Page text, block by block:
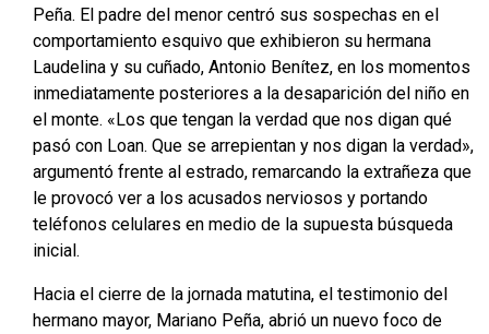
Peña. El padre del menor centró sus sospechas en el
comportamiento esquivo que exhibieron su hermana
Laudelina y su cuñado, Antonio Benítez, en los momentos
inmediatamente posteriores a la desaparición del niño en
el monte. «Los que tengan la verdad que nos digan qué
pasó con Loan. Que se arrepientan y nos digan la verdad»,
argumentó frente al estrado, remarcando la extrañeza que
le provocó ver a los acusados nerviosos y portando
teléfonos celulares en medio de la supuesta búsqueda
inicial.
Hacia el cierre de la jornada matutina, el testimonio del
hermano mayor, Mariano Peña, abrió un nuevo foco de